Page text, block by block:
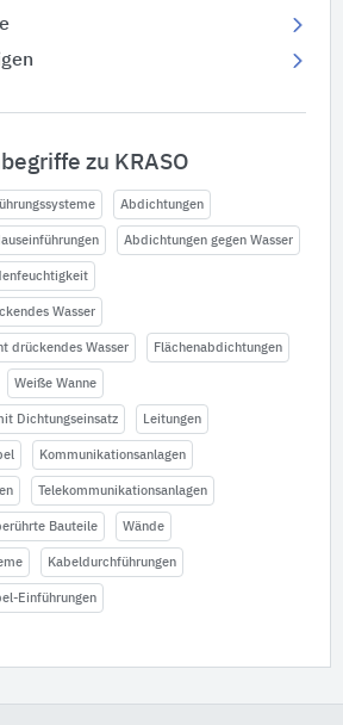
zu KRASO
Abdichtungen
Abdichtungen gegen Wasser
Wasser
drückendes Wasser Flächenabdichtungen
Weiße Wanne
Dichtungseinsatz Leitungen
Kommunikationsanlagen
Telekommunikationsanlagen
Bauteile Wände
Kabeldurchführungen
Einführungen